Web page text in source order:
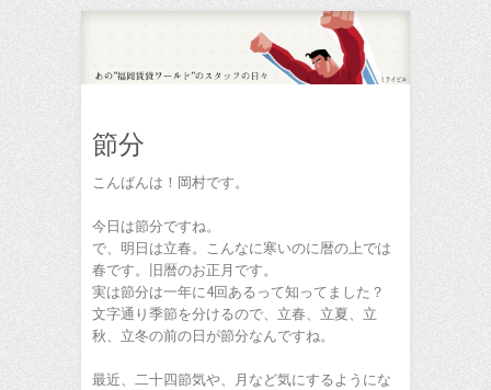
節分
こんばんは！ 岡村です。
今日は節分ですね。
で、明日は立春。こんなに寒いのに暦の上では
春です。旧暦のお正月です。
実は節分は一年に4回あるって知ってました？
文字通り季節を分けるので、立春、立夏、立
秋、立冬の前の日が節分なんですね。
最近、二十四節気や、月など気にするようにな